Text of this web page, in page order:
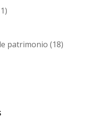
patrimonio (18)